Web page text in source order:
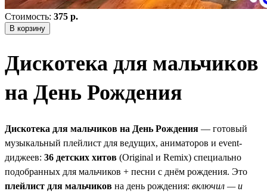
Стоимость: 375 р.
В корзину
Дискотека для мальчиков
на День Рождения
Дискотека для мальчиков на День Рождения — готовый
музыкальный плейлист для ведущих, аниматоров и event-
диджеев: 36 детских хитов (Original и Remix) специально
подобранных для мальчиков + песни с днём рождения. Это
плейлист для мальчиков на день рождения: включил — и